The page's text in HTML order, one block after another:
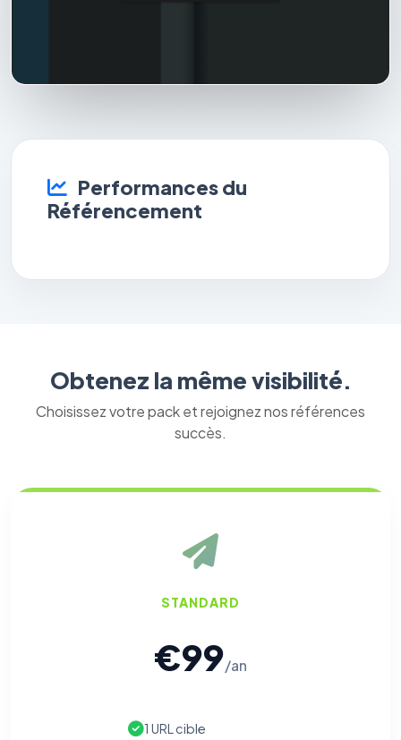
Performances du
Référencement
Obtenez la même visibilité.
Choisissez votre pack et rejoignez nos références
succès.
STANDARD
€99/an
1 URL cible